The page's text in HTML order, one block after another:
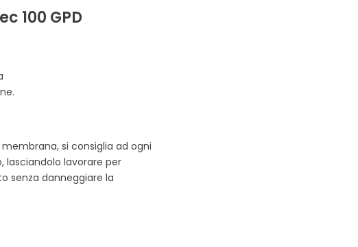
100 GPD
si consiglia ad ogni
lasciandolo lavorare per
senza danneggiare la